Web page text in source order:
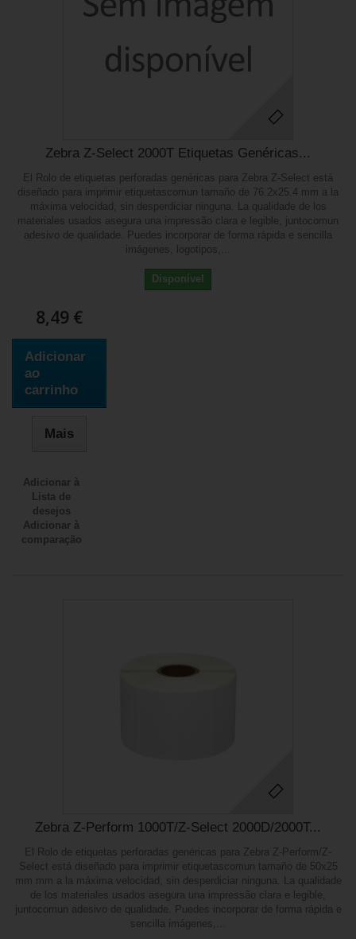
Zebra Z-Select 2000T Etiquetas Genéricas...
El Rolo de etiquetas perforadas genéricas para Zebra Z-Select está
diseñado para imprimir etiquetascomun tamaño de 76.2x25.4 mm a la
máxima velocidad, sin desperdiciar ninguna. La qualidade de los
materiales usados asegura una impressão clara e legible, juntocomun
adesivo de qualidade. Puedes incorporar de forma rápida e sencilla
imágenes, logotipos,...
Disponível
8,49 €
Adicionar
ao
carrinho
Mais
Adicionar à
Lista de
desejos
Adicionar à
comparação
Zebra Z-Perform 1000T/Z-Select 2000D/2000T...
El Rolo de etiquetas perforadas genéricas para Zebra Z-Perform/Z-
Select está diseñado para imprimir etiquetascomun tamaño de 50x25
mm mm a la máxima velocidad, sin desperdiciar ninguna. La qualidade
de los materiales usados asegura una impressão clara e legible,
juntocomun adesivo de qualidade. Puedes incorporar de forma rápida e
sencilla imágenes,...